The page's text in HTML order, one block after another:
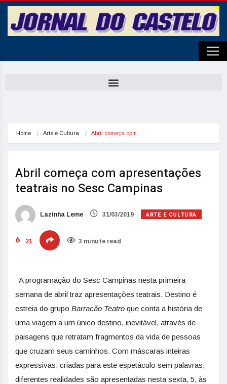
Home Arte e Cultura Abril começa com…
Abril começa com apresentações
teatrais no Sesc Campinas
Lazinha Leme 31/03/2019 ARTE E CULTURA
21 3 minute read
A programação do Sesc Campinas nesta primeira
semana de abril traz apresentações teatrais. Destino é
estreia do grupo Barracão Teatro que conta a história de
uma viagem a um único destino, inevitável, através de
paisagens que retratam fragmentos da vida de pessoas
que cruzam seus caminhos. Com máscaras inteiras
expressivas, criadas para este espetáculo sem palavras,
diferentes realidades são apresentadas nesta sexta, 5, às